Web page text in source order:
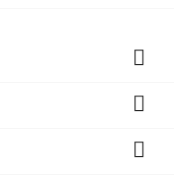


